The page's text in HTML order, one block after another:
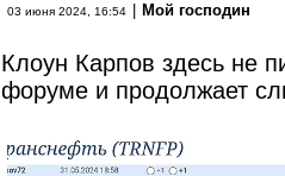
03 июня 2024, 16:54 Мой господин
Клоун Карпов здесь не
форуме и продолжает